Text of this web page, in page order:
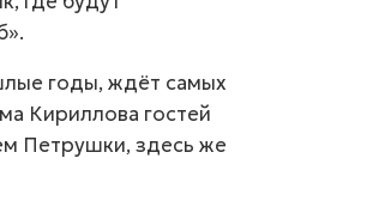
годы, ждёт самых
Кириллова гостей
Петрушки, здесь же